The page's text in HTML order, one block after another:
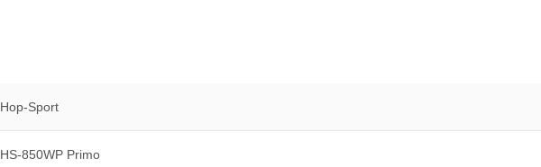
Hop-Sport
HS-850WP Primo